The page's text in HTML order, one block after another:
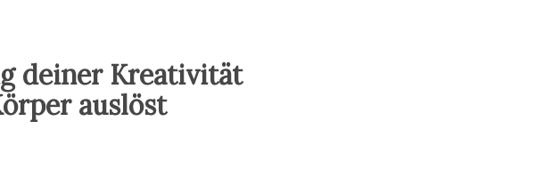
deiner Kreativität
auslöst